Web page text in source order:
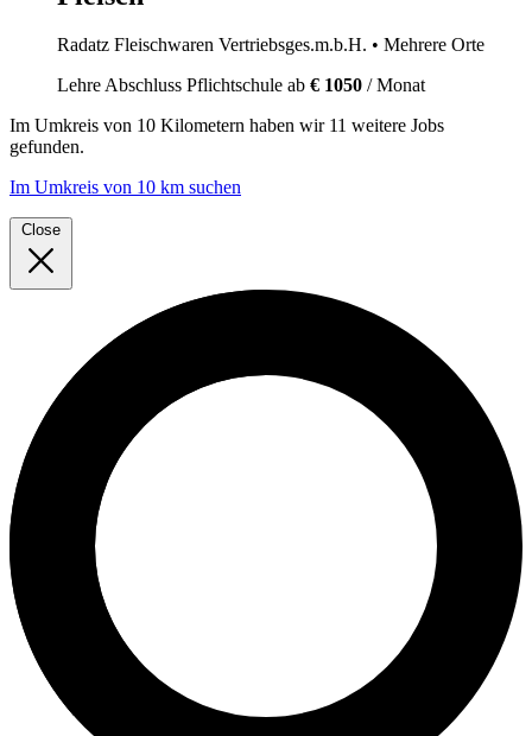
Radatz Fleischwaren Vertriebsges.m.b.H. • Mehrere Orte
LehreAbschluss Pflichtschule ab € 1050 / Monat
Im Umkreis von 10 Kilometern haben wir 11 weitere Jobs
gefunden.
Im Umkreis von 10 km suchen
Close